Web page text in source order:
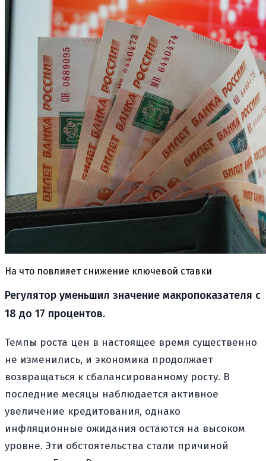
На что повлияет снижение ключевой ставки
Регулятор уменьшил значение макропоказателя с
18 до 17 процентов.
Темпы роста цен в настоящее время существенно
не изменились, и экономика продолжает
возвращаться к сбалансированному росту. В
последние месяцы наблюдается активное
увеличение кредитования, однако
инфляционные ожидания остаются на высоком
уровне. Эти обстоятельства стали причиной